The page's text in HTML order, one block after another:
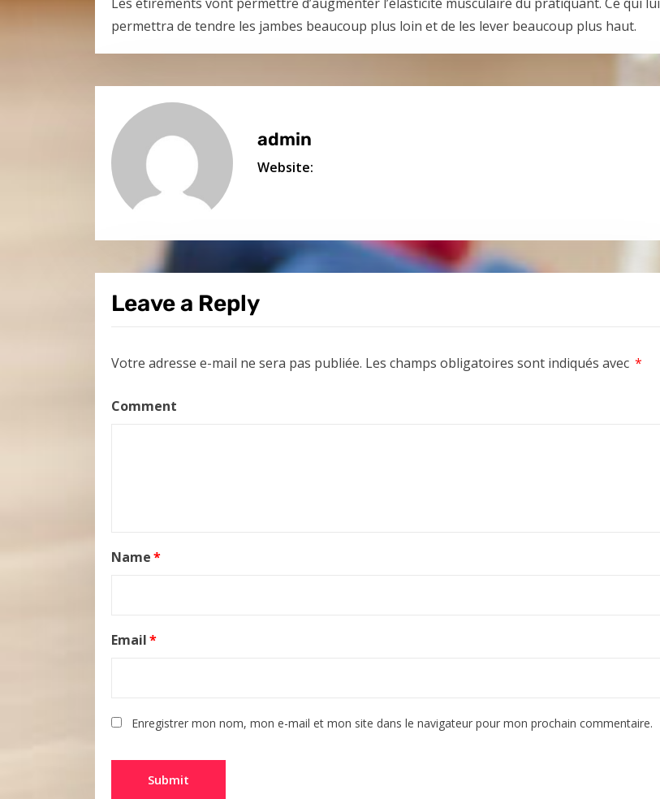
permettra de tendre les jambes beaucoup plus loin et de les lever beaucoup plus haut.
admin
Website:
Leave a Reply
Votre adresse e-mail ne sera pas publiée. Les champs obligatoires sont indiqués avec *
Comment
Name*
Email*
Enregistrer mon nom, mon e-mail et mon site dans le navigateur pour mon prochain commentaire.